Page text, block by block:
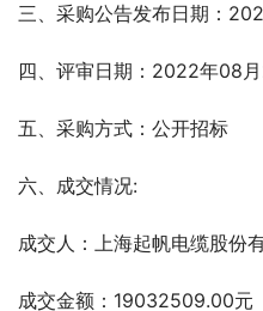
三、采购公告发布日期：
四、评审日期：2022年08
五、采购方式：公开招标
六、成交情况:
成交人：上海起帆电缆股份
成交金额：19032509.00元